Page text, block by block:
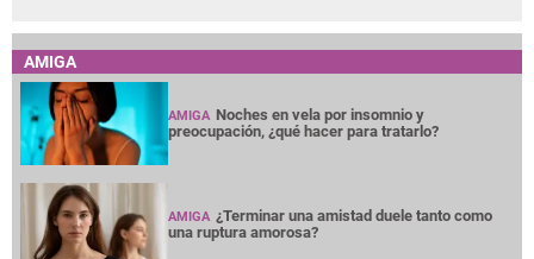
AMIGA
AMIGA Noches en vela por insomnio y
preocupación, ¿qué hacer para tratarlo?
AMIGA ¿Terminar una amistad duele tanto como
una ruptura amorosa?